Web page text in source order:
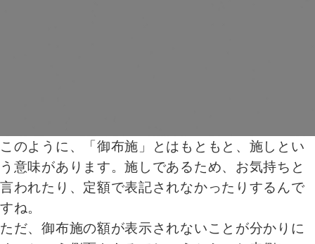
このように、「御布施」とはもともと、施しとい
う意味があります。施しであるため、お気持ちと
言われたり、定額で表記されなかったりするんで
すね。
ただ、御布施の額が表示されないことが分かりに